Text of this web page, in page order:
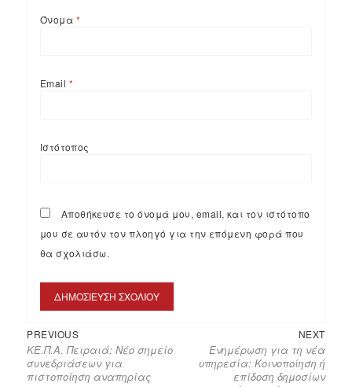
Όνομα *
Email *
Ιστότοπος
Αποθήκευσε το όνομά μου, email, και τον ιστότοπο
μου σε αυτόν τον πλοηγό για την επόμενη φορά που
θα σχολιάσω.
PREVIOUS
ΚΕ.Π.Α. Πειραιά: Νέο σημείο
συνεδριάσεων για
πιστοποίηση αναπηρίας
NEXT
Ενημέρωση για τη νέα
υπηρεσία: Κοινοποίηση ή
επίδοση δημοσίων